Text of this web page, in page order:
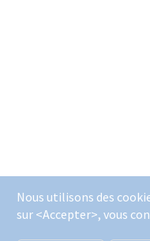
Nous utilisons des
sur <Accepter>, vous